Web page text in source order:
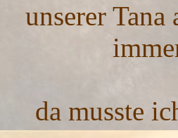
unserer
da musste